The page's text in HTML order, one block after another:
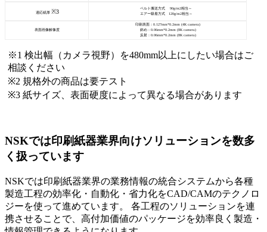
適応紙厚 ※3
ベルト搬送方式 90g/m2相当～
エアー吸着方式 120g/m2相当～
表面画像解像度
印刷表面：0.127mm*0.2mm (4K camera)
斜め：0.06mm*0.2mm (8K camera)
反射：0.06mm*0.2mm (8K camera)
※1 検出幅（カメラ視野）を480mm以上にしたい場合はご
相談ください
※2 規格外の商品は要テスト
※3 紙サイズ、表面硬度によって異なる場合があります
NSKでは印刷紙器業界向けソリューションを数多
く扱っています
NSKでは印刷紙器業界の業務情報の統合システムから各種
製造工程の効率化・自動化・省力化をCAD/CAMのテクノロ
ジーを使って進めています。 各工程のソリューションを連
携させることで、高付加価値のパッケージを効率良く製造・